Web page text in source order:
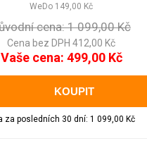
WeDo 149,00 Kč
cena:1 099,00 Kč
Cena bez DPH 412,00 Kč
Vaše cena: 499,00 Kč
za posledních 30 dní: 1 099,00 Kč